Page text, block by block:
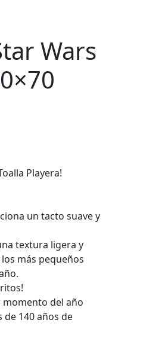
Wars
Playera!
un tacto suave y
textura ligera y
más pequeños
momento del año
de 140 años de